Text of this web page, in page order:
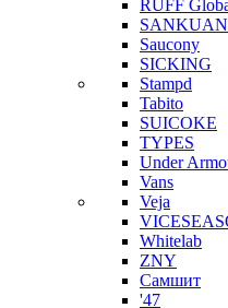
RUFF
Saucony
SICKING
Stampd
Tabito
SUICOKE
TYPES
Under
Vans
Veja
Whitelab
ZNY
Самшит
'47